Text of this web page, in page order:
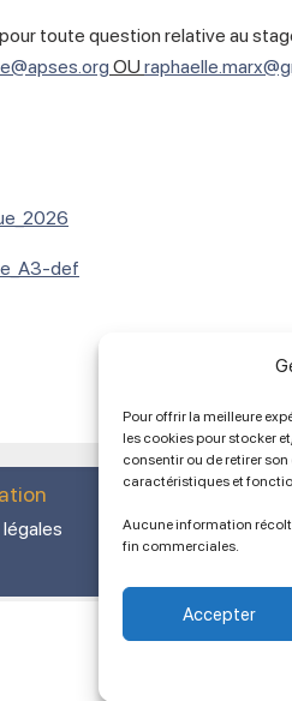
Pour offrir la meilleure
les cookies pour stocker
consentir ou de retirer
caractéristiques et
Aucune information
fin commerciales.
Accepter
toute question relative au
OU
def
lien